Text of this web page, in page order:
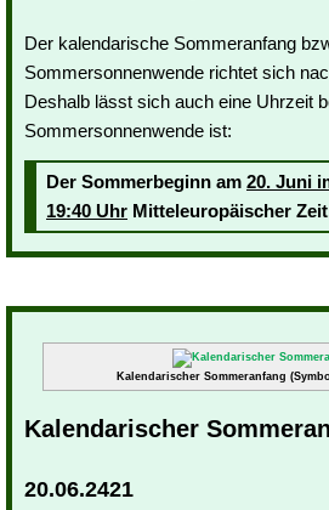
Der kalendarische Sommeranfang
Sommersonnenwende richtet sich
Deshalb lässt sich auch eine Uhrzeit
Sommersonnenwende ist:
Der Sommerbeginn am 20. Juni
19:40 Uhr Mitteleuropäischer
Kalendarischer Sommeranfang
Kalendarischer
20.06.2421